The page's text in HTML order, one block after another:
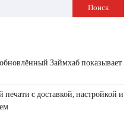
Поиск
Займхаб показывает
с доставкой, настройкой и